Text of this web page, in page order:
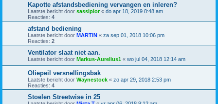
Kapotte afstandsbediening vervangen en inleren?
Laatste bericht door sassipior« do apr 18, 2019 8:48 am
Reacties: 4
afstand bediening
Laatste bericht door MARTIN « za sep 01, 2018 10:06 pm
Reacties: 2
Ventilator slaat niet aan.
Laatste bericht door Markus-Aurelius1 « wo jul 04, 2018 12:14 am
Oliepeil versnellingsbak
Laatste bericht door Waynestock « zo apr 29, 2018 2:53 pm
Reacties: 4
Stoelen Streetwise in 25